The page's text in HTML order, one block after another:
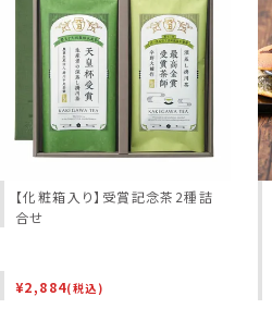
【化粧箱入り】受賞記念茶2種詰
合せ
¥2,884(税込)